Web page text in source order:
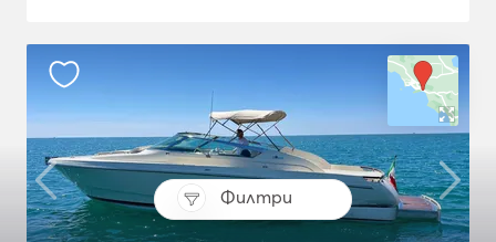
Филтри